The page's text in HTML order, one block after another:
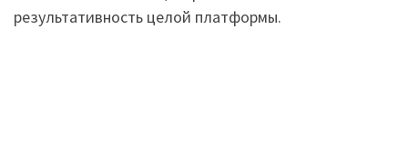
результативность целой платформы.